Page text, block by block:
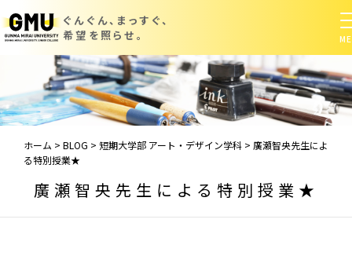
ぐんぐん、まっすぐ、
希望を照らせ。
ホーム > BLOG > 短期大学部 アート・デザイン学科 > 廣瀬智央先生によ
る特別授業★
廣瀬智央先生による特別授業★